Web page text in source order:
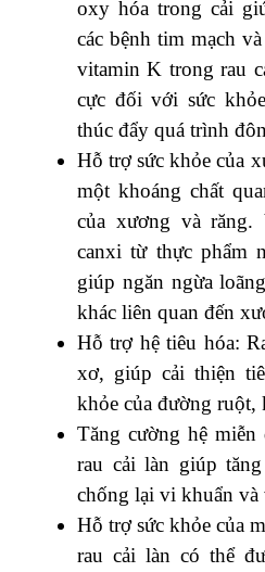
oxy hóa trong cải
các bệnh tim mạch
vitamin K trong rau
cực đối với sức
thúc đẩy quá trình
Hỗ trợ sức khỏe của
một khoáng chất
của xương và
canxi từ thực phẩm
giúp ngăn ngừa
khác liên quan đến
Hỗ trợ hệ tiêu hóa:
xơ, giúp cải thiện
khỏe của đường ruột,
Tăng cường hệ
rau cải làn giúp
chống lại vi khuẩn và
Hỗ trợ sức khỏe của
rau cải làn có thể